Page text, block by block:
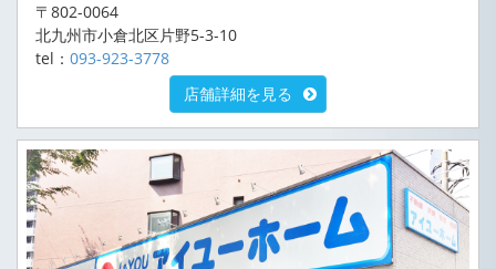
〒802-0064
北九州市小倉北区片野5-3-10
tel： 093-923-3778
店舗詳細を見る